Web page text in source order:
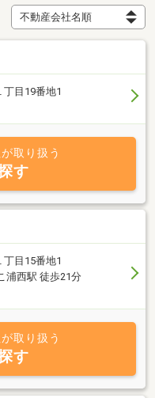
目19番地1
取り扱う
す
目15番地1
浦西駅 徒歩21分
取り扱う
す